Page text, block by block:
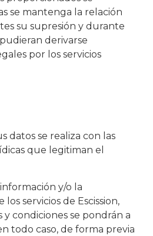
se mantenga la relación
su supresión y durante
derivarse
por los servicios
datos se realiza con las
que legitiman el
y/o la
servicios de Escission,
condiciones se pondrán a
todo caso, de forma previa